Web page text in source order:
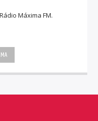
Máxima FM.